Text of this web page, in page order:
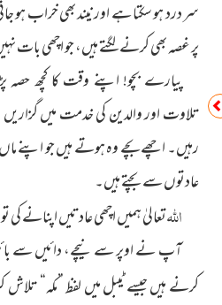
سر درد ہو سکتا ہے اور نیند بھی خراب ہو
پر غصہ بھی کرنے لگتے ہیں، جو اچھی بات
پیارے بچو! اپنے وقت کا کچھ حصہ
تلاوت اور والدین کی خدمت میں
رہیں۔ اچھے بچے وہ ہوتے ہیں جو اپنے
عادتوں سے بچتے ہیں۔
اللہتعالیٰ ہمیں اچھی عادتیں اپنانے
آپ نے اوپر سے نیچے، دائیں سے
کرنے ہیں جیسے ٹیبل میں لفظ ”مکہ“